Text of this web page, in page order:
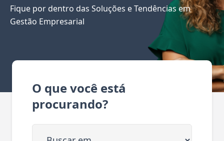
Fique por dentro das Soluções e Tendências em
Gestão Empresarial
O que você está
procurando?